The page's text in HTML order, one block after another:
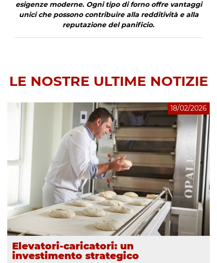
esigenze moderne. Ogni tipo di forno offre vantaggi
unici che possono contribuire alla redditività e alla
reputazione del panificio.
LE NOSTRE ULTIME NOTIZIE
18/02/2026
Elevatori-caricatori: un
investimento strategico